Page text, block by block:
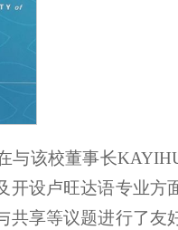
该校董事长
设卢旺达语专业方
享等议题进行了友